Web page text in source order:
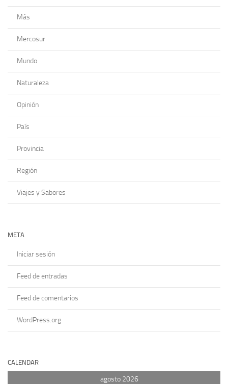
Más
Mercosur
Mundo
Naturaleza
Opinión
País
Provincia
Región
Viajes y Sabores
META
Iniciar sesión
Feed de entradas
Feed de comentarios
WordPress.org
CALENDAR
agosto 2026